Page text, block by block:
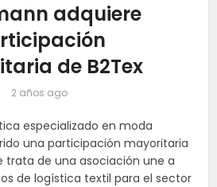
adquiere
de B2Tex
2 años ago
especializado en moda
una participación mayoritaria
trata de una asociación une a
de logística textil para el sector